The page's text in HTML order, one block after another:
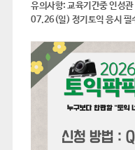
유의사항: 교육기간중 인성
07.26(일) 정기토익 응시 필